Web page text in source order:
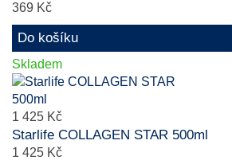
369 Kč
Do košíku
Skladem
1 425 Kč
Starlife COLLAGEN STAR 500ml
1 425 Kč